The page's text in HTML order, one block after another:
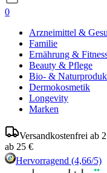
0
Arzneimittel &
Familie
Ernährung &
Beauty & Pflege
Bio- &
Dermokosmetik
Longevity
Marken
Versandkostenfrei ab
ab 25 €
Hervorragend (4,66/5)